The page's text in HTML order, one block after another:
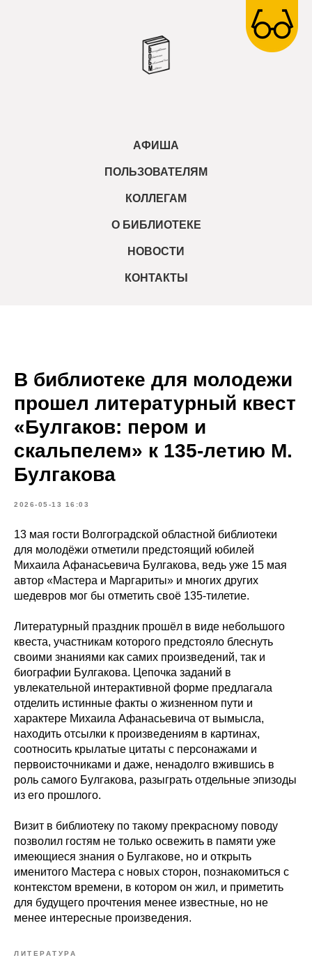
АФИША
ПОЛЬЗОВАТЕЛЯМ
КОЛЛЕГАМ
О БИБЛИОТЕКЕ
НОВОСТИ
КОНТАКТЫ
В библиотеке для молодежи
прошел литературный квест
«Булгаков: пером и
скальпелем» к 135-летию М.
Булгакова
2026-05-13 16:03
13 мая гости Волгоградской областной библиотеки
для молодёжи отметили предстоящий юбилей
Михаила Афанасьевича Булгакова, ведь уже 15 мая
автор «Мастера и Маргариты» и многих других
шедевров мог бы отметить своё 135-тилетие.
Литературный праздник прошёл в виде небольшого
квеста, участникам которого предстояло блеснуть
своими знаниями как самих произведений, так и
биографии Булгакова. Цепочка заданий в
увлекательной интерактивной форме предлагала
отделить истинные факты о жизненном пути и
характере Михаила Афанасьевича от вымысла,
находить отсылки к произведениям в картинах,
соотносить крылатые цитаты с персонажами и
первоисточниками и даже, ненадолго вжившись в
роль самого Булгакова, разыграть отдельные эпизоды
из его прошлого.
Визит в библиотеку по такому прекрасному поводу
позволил гостям не только освежить в памяти уже
имеющиеся знания о Булгакове, но и открыть
именитого Мастера с новых сторон, познакомиться с
контекстом времени, в котором он жил, и приметить
для будущего прочтения менее известные, но не
менее интересные произведения.
ЛИТЕРАТУРА